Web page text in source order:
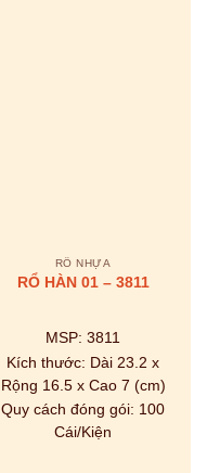
RỔ NHỰA
RỔ HÀN 01 – 3811
MSP: 3811
Kích thước: Dài 23.2 x
Rộng 16.5 x Cao 7 (cm)
Quy cách đóng gói: 100
Cái/Kiện